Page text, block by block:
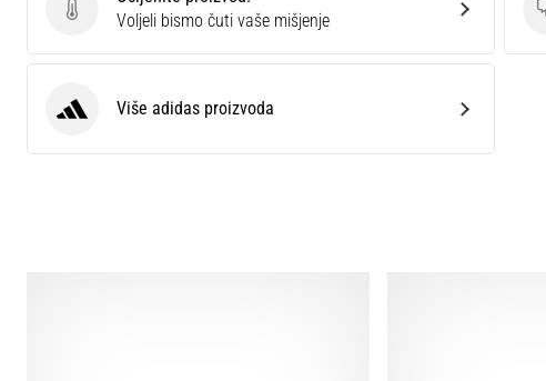
Ocijenite proizvod.
Voljeli bismo čuti vaše mišjenje
adidas Više adidas proizvoda